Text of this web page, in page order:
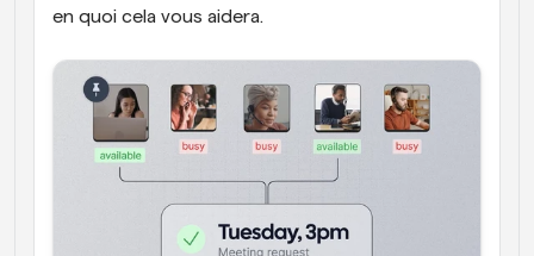
en quoi cela vous aidera.